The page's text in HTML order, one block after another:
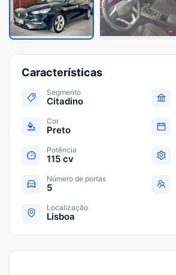
Características
Segmento
Citadino
Cor
Preto
Potência
115 cv
Número de portas
5
Localização
Lisboa